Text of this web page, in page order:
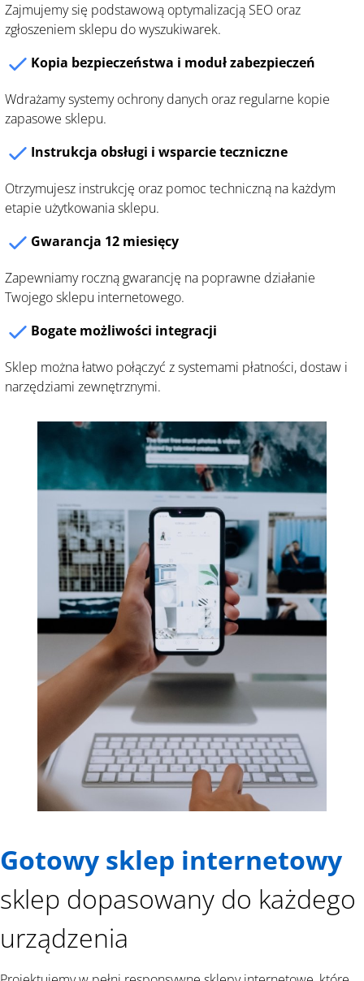
Zajmujemy się podstawową optymalizacją SEO oraz
zgłoszeniem sklepu do wyszukiwarek.
Kopia bezpieczeństwa i moduł zabezpieczeń
Wdrażamy systemy ochrony danych oraz regularne kopie
zapasowe sklepu.
Instrukcja obsługi i wsparcie teczniczne
Otrzymujesz instrukcję oraz pomoc techniczną na każdym
etapie użytkowania sklepu.
Gwarancja 12 miesięcy
Zapewniamy roczną gwarancję na poprawne działanie
Twojego sklepu internetowego.
Bogate możliwości integracji
Sklep można łatwo połączyć z systemami płatności, dostaw i
narzędziami zewnętrznymi.
Gotowy sklep internetowy
sklep dopasowany do każdego
urządzenia